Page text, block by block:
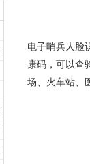
电子哨兵人脸
康码，可以查
场、火车站、